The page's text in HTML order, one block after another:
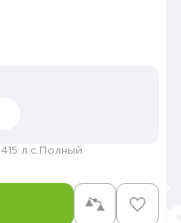
415 л.с. Полный